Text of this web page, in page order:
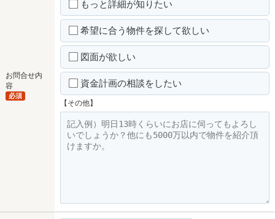
お問合せ内
容
必須
もっと詳細が知りたい
希望に合う物件を探して欲しい
図面が欲しい
資金計画の相談をしたい
【その他】